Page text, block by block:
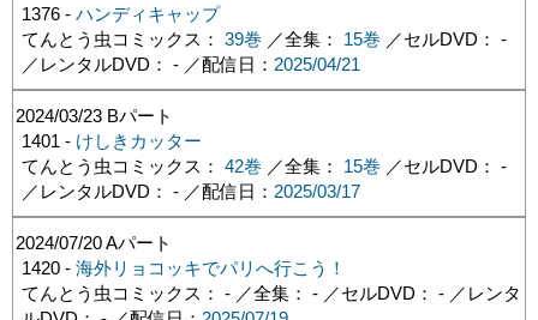
1376 - ハンディキャップ
てんとう虫コミックス： 39巻 ／全集： 15巻 ／セルDVD： -
／レンタルDVD： - ／配信日： 2025/04/21
2024/03/23 Bパート
1401 - けしきカッター
てんとう虫コミックス： 42巻 ／全集： 15巻 ／セルDVD： -
／レンタルDVD： - ／配信日： 2025/03/17
2024/07/20Aパート
1420 - 海外リョコッキでパリへ行こう！
てんとう虫コミックス： - ／全集： - ／セルDVD： - ／レンタ